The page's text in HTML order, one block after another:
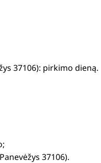
37106): pirkimo dieną.
37106).